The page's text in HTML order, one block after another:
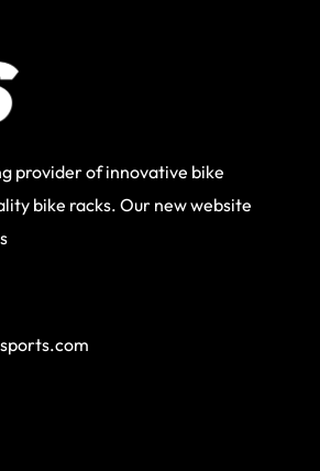
provider of innovative bike
bike racks. Our new website